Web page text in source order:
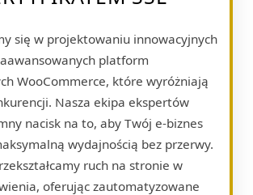
się w projektowaniu innowacyjnych
platform
WooCommerce, które wyróżniają
Nasza ekipa ekspertów
nacisk na to, aby Twój e-biznes
wydajnością bez przerwy.
ruch na stronie w
oferując zautomatyzowane